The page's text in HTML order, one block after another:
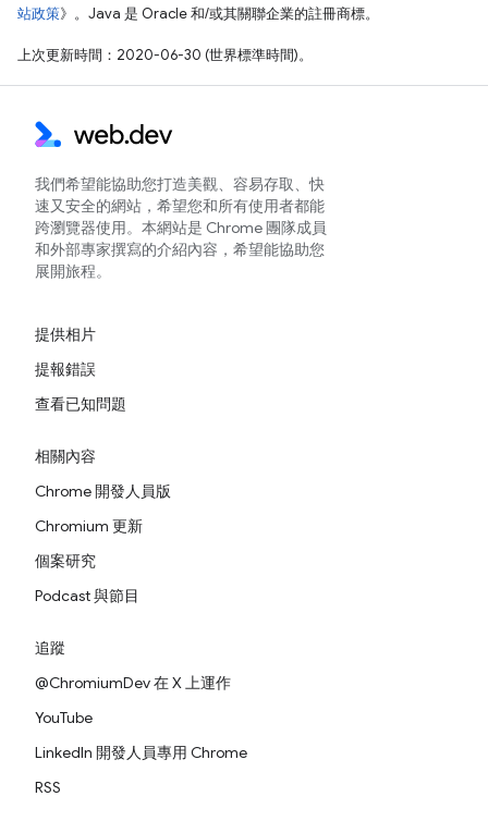
站政策》。Java 是 Oracle 和/或其關聯企業的註冊商標。
上次更新時間：2020-06-30 (世界標準時間)。
我們希望能協助您打造美觀、容易存取、快
速又安全的網站，希望您和所有使用者都能
跨瀏覽器使用。本網站是 Chrome 團隊成員
和外部專家撰寫的介紹內容，希望能協助您
展開旅程。
提供相片
提報錯誤
查看已知問題
相關內容
Chrome 開發人員版
Chromium 更新
個案研究
Podcast 與節目
追蹤
@ChromiumDev 在 X 上運作
YouTube
LinkedIn 開發人員專用 Chrome
RSS